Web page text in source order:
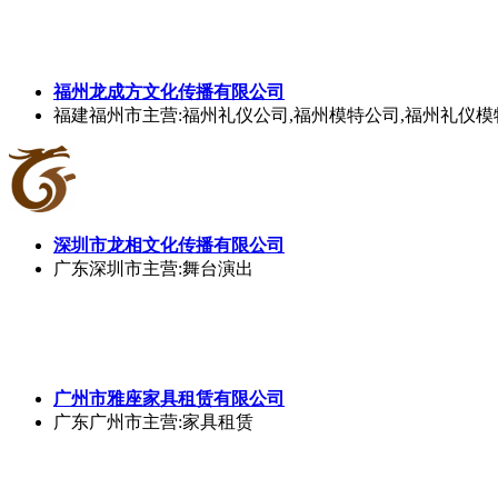
福州龙成方文化传播有限公司
福建福州市主营:福州礼仪公司,福州模特公司,福州礼仪
深圳市龙相文化传播有限公司
广东深圳市主营:舞台演出
广州市雅座家具租赁有限公司
广东广州市主营:家具租赁